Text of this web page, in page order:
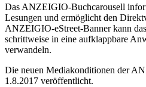
Das ANZEIGIO-Buchcarousell
Lesungen und ermöglicht den
ANZEIGIO-eStreet-Banner kann
schrittweise in eine aufklappbare
verwandeln.
Die neuen Mediakonditionen der
1.8.2017 veröffentlicht.